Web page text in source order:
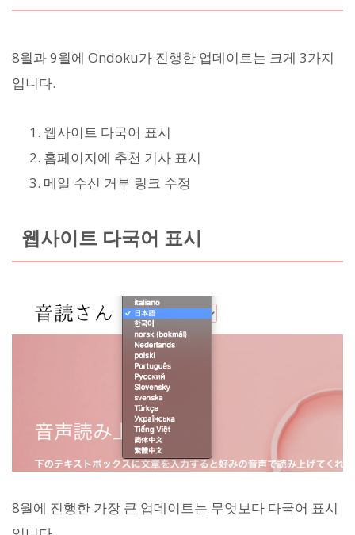
8월과 9월에 Ondoku가 진행한 업데이트는 크게 3가지
입니다.
웹사이트 다국어 표시
홈페이지에 추천 기사 표시
메일 수신 거부 링크 수정
웹사이트 다국어 표시
8월에 진행한 가장 큰 업데이트는 무엇보다 다국어 표시